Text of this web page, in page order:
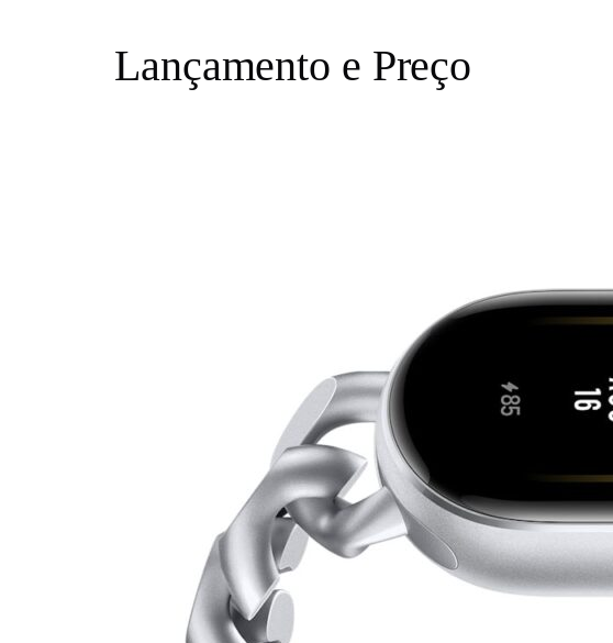
Lançamento e Preço